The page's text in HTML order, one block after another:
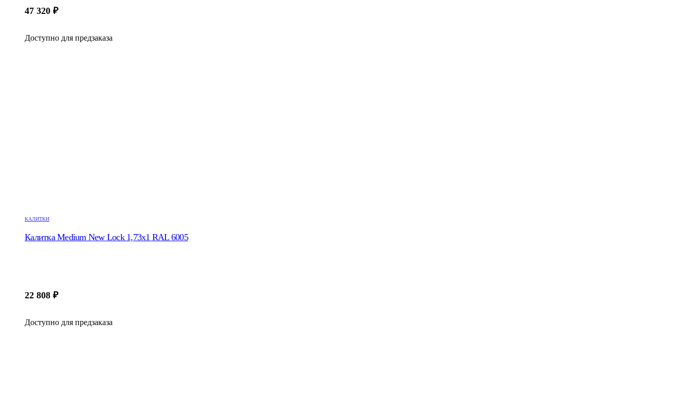
47 320 ₽
Доступно для предзаказа
КАЛИТКИ
Калитка Medium New Lock 1,73х1 RAL 6005
22 808 ₽
Доступно для предзаказа